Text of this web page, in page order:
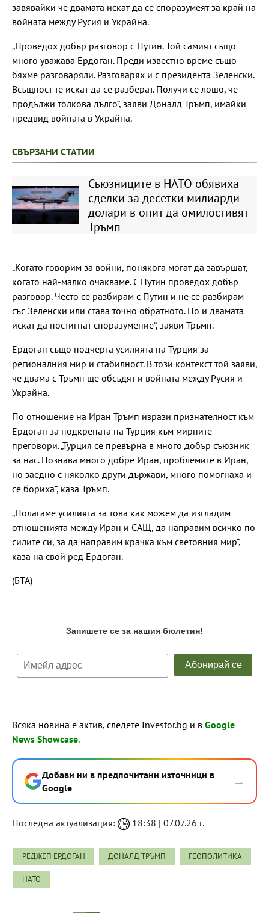
завявайки че двамата искат да се споразумеят за край на
войната между Русия и Украйна.
„Проведох добър разговор с Путин. Той самият също
много уважава Ердоган. Преди известно време също
бяхме разговаряли. Разговарях и с президента Зеленски.
Всъщност те искат да се разберат. Получи се лошо, че
продължи толкова дълго“, заяви Доналд Тръмп, имайки
предвид войната в Украйна.
СВЪРЗАНИ СТАТИИ
Съюзниците в НАТО обявиха
сделки за десетки милиарди
долари в опит да омилостивят
Тръмп
„Когато говорим за войни, понякога могат да завършат,
когато най-малко очакваме. С Путин проведох добър
разговор. Често се разбирам с Путин и не се разбирам
със Зеленски или става точно обратното. Но и двамата
искат да постигнат споразумение“, заяви Тръмп.
Ердоган също подчерта усилията на Турция за
регионалния мир и стабилност. В този контекст той заяви,
че двама с Тръмп ще обсъдят и войната между Русия и
Украйна.
Пo отношение на Иран Тръмп изрази признателност към
Ердоган за подкрепата на Турция към мирните
преговори. „Турция се превърна в много добър съюзник
за нас. Познава много добре Иран, проблемите в Иран,
но заедно с няколко други държави, много помогнаха и
се бориха“, каза Тръмп.
„Полагаме усилията за това как можем да изгладим
отношенията между Иран и САЩ, да направим всичко по
силите си, за да направим крачка към световния мир“,
каза на свой ред Ердоган.
(БТА)
Всяка новина е актив, следете Investor.bg и в Google
News Showcase.
Добави ни в предпочитани източници в
Google
→
Последна актуализация: 18:38 | 07.07.26 г.
РЕДЖЕП ЕРДОГАН ДОНАЛД ТРЪМП ГЕОПОЛИТИКА
НАТО